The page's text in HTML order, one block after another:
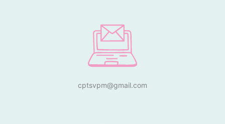
cptsvpm@gmail.com